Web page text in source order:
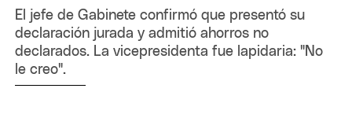
El jefe de Gabinete confirmó que presentó su
declaración jurada y admitió ahorros no
declarados. La vicepresidenta fue lapidaria: "No
le creo".